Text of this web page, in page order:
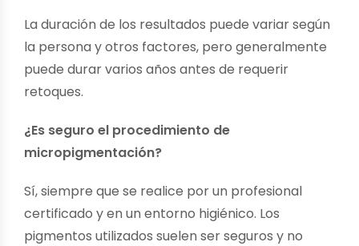
La duración de los resultados puede variar según
la persona y otros factores, pero generalmente
puede durar varios años antes de requerir
retoques.
¿Es seguro el procedimiento de
micropigmentación?
Sí, siempre que se realice por un profesional
certificado y en un entorno higiénico. Los
pigmentos utilizados suelen ser seguros y no